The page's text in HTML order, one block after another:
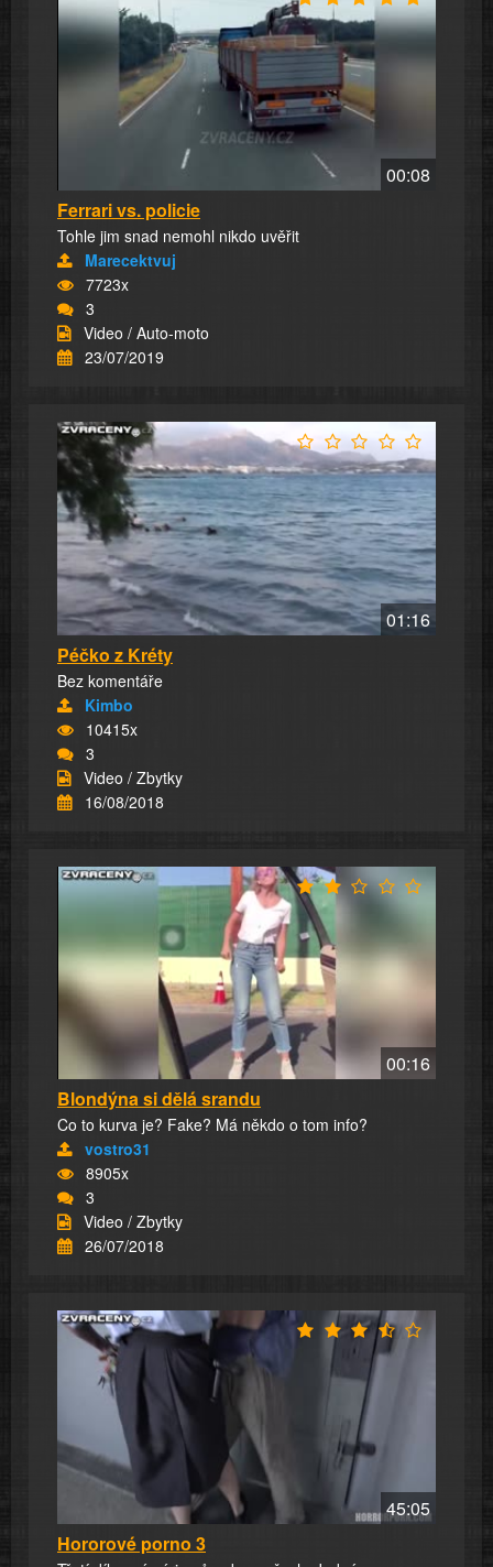
00:08
Ferrari vs. policie
Tohle jim snad nemohl nikdo uvěřit
Marecektvuj
7723x
3
Video / Auto-moto
23/07/2019
01:16
Péčko z Kréty
Bez komentáře
Kimbo
10415x
3
Video / Zbytky
16/08/2018
00:16
Blondýna si dělá srandu
Co to kurva je? Fake? Má někdo o tom info?
vostro31
8905x
3
Video / Zbytky
26/07/2018
45:05
Hororové porno 3